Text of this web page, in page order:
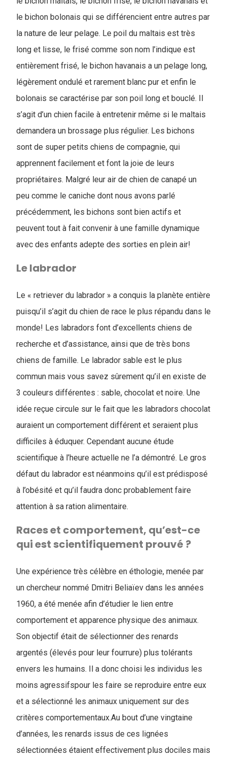
le bichon bolonais qui se différencient entre autres par
la nature de leur pelage. Le poil du maltais est très
long et lisse, le frisé comme son nom l’indique est
entièrement frisé, le bichon havanais a un pelage long,
légèrement ondulé et rarement blanc pur et enfin le
bolonais se caractérise par son poil long et bouclé. Il
s’agit d’un chien facile à entretenir même si le maltais
demandera un brossage plus régulier. Les bichons
sont de super petits chiens de compagnie, qui
apprennent facilement et font la joie de leurs
propriétaires. Malgré leur air de chien de canapé un
peu comme le caniche dont nous avons parlé
précédemment, les bichons sont bien actifs et
peuvent tout à fait convenir à une famille dynamique
avec des enfants adepte des sorties en plein air!
Le labrador
Le « retriever du labrador » a conquis la planète entière
puisqu’il s’agit du chien de race le plus répandu dans le
monde! Les labradors font d’excellents chiens de
recherche et d’assistance, ainsi que de très bons
chiens de famille. Le labrador sable est le plus
commun mais vous savez sûrement qu’il en existe de
3 couleurs différentes : sable, chocolat et noire. Une
idée reçue circule sur le fait que les labradors chocolat
auraient un comportement différent et seraient plus
difficiles à éduquer. Cependant aucune étude
scientifique à l’heure actuelle ne l’a démontré. Le gros
défaut du labrador est néanmoins qu’il est prédisposé
à l’obésité et qu’il faudra donc probablement faire
attention à sa ration alimentaire.
Races et comportement, qu’est-ce
qui est scientifiquement prouvé ?
Une expérience très célèbre en éthologie, menée par
un chercheur nommé Dmitri Beliaïev dans les années
1960, a été menée afin d’étudier le lien entre
comportement et apparence physique des animaux.
Son objectif était de sélectionner des renards
argentés (élevés pour leur fourrure) plus tolérants
envers les humains. Il a donc choisi les individus les
moins agressifspour les faire se reproduire entre eux
et a sélectionné les animaux uniquement sur des
critères comportementaux.Au bout d’une vingtaine
d’années, les renards issus de ces lignées
sélectionnées étaient effectivement plus dociles mais